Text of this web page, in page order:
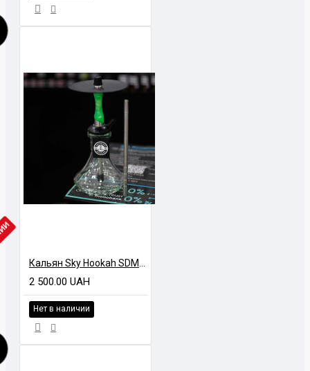
2 500.00 UAH
Нет в наличии